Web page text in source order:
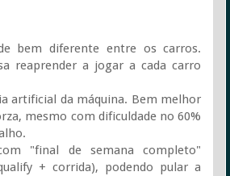
bem diferente entre os carros.
reaprender a jogar a cada carro
artificial da máquina. Bem melhor
mesmo com dificuldade no 60%
"final de semana completo"
+ corrida), podendo pular a